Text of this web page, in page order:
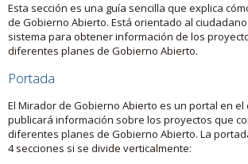
Esta sección es una guía sencilla que explica
de Gobierno Abierto. Está orientado al
sistema para obtener información de los
diferentes planes de Gobierno Abierto.
Portada
El Mirador de Gobierno Abierto es un portal en el
publicará información sobre los proyectos que
diferentes planes de Gobierno Abierto. La
4 secciones si se divide verticalmente: